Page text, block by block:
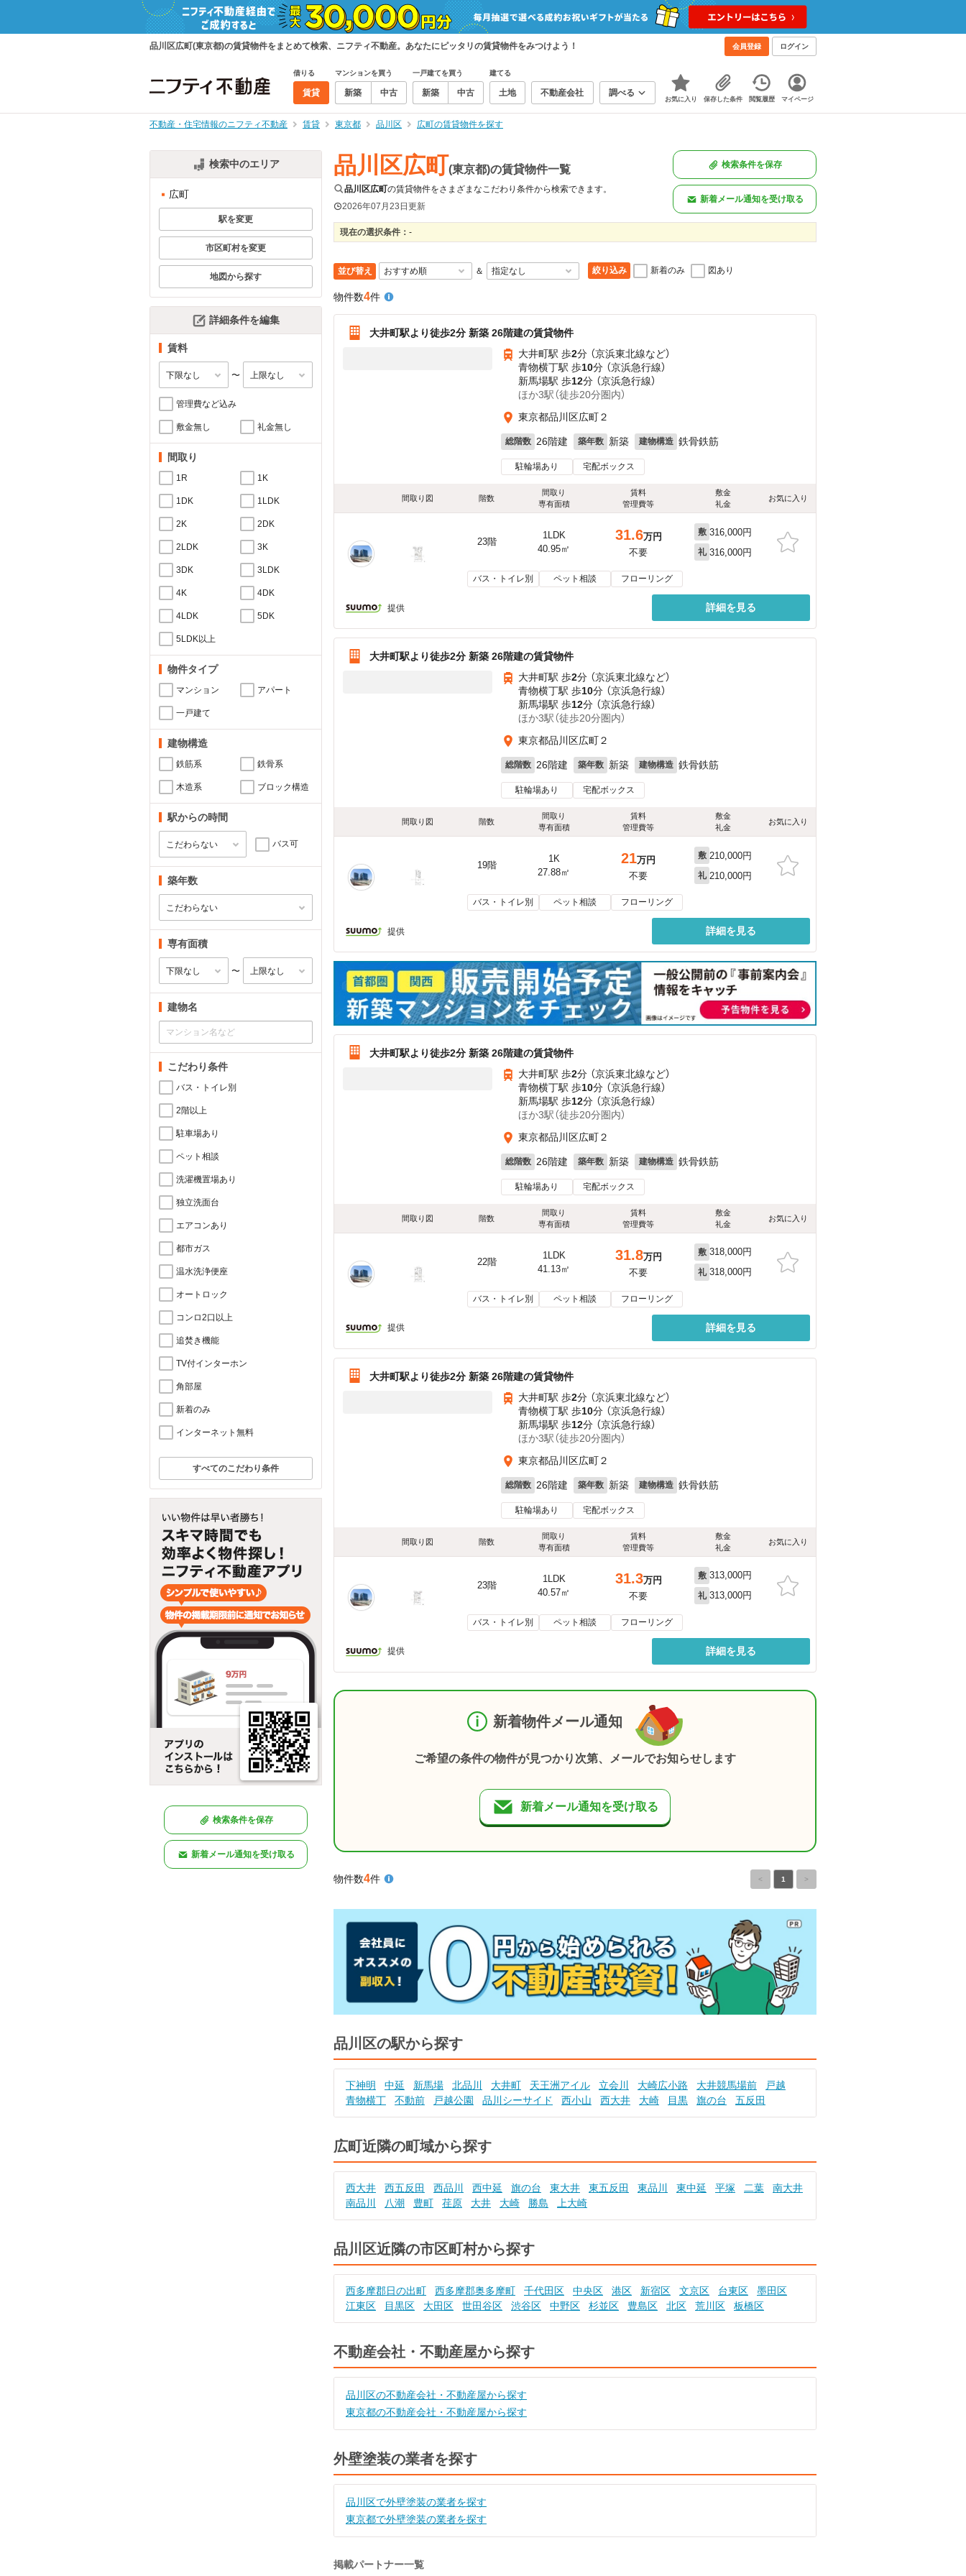
品川区広町(東京都)の賃貸物件をまとめて検索、ニフティ不動産。あなたにピッタリの賃貸物件をみつけよう！ 会員登録 ログイン
借りる
賃貸
マンションを買う
新築 中古
一戸建てを買う
新築 中古
建てる
土地 不動産会社 調べる
お気に入り 保存した条件 閲覧履歴 マイページ
不動産・住宅情報のニフティ不動産 賃貸 東京都 品川区 広町の賃貸物件を探す
検索中のエリア
広町
駅を変更
市区町村を変更
地図から探す
詳細条件を編集
賃料
〜
管理費など込み
敷金無し 礼金無し
間取り
1R 1K
1DK 1LDK
2K 2DK
2LDK 3K
3DK 3LDK
4K 4DK
4LDK 5DK
5LDK以上
物件タイプ
マンション アパート
一戸建て
建物構造
鉄筋系 鉄骨系
木造系 ブロック構造
駅からの時間
バス可
築年数
専有面積
〜
建物名
こだわり条件
バス・トイレ別
2階以上
駐車場あり
ペット相談
洗濯機置場あり
独立洗面台
エアコンあり
都市ガス
温水洗浄便座
オートロック
コンロ2口以上
追焚き機能
TV付インターホン
角部屋
新着のみ
インターネット無料
すべてのこだわり条件
検索条件を保存
新着メール通知を受け取る
品川区広町(東京都)の賃貸物件一覧
品川区広町の賃貸物件をさまざまなこだわり条件から検索できます。
2026年07月23日更新
検索条件を保存
新着メール通知を受け取る
現在の選択条件： -
並び替え ＆ 絞り込み 新着のみ 図あり
物件数4件
大井町駅より徒歩2分 新築 26階建の賃貸物件
大井町駅 歩2分 （京浜東北線など）
青物横丁駅 歩10分 （京浜急行線）
新馬場駅 歩12分 （京浜急行線）
ほか3駅（徒歩20分圏内）
東京都品川区広町２
総階数 26階建 築年数 新築 建物構造 鉄骨鉄筋
駐輪場あり 宅配ボックス
間取り図 階数
間取り
専有面積
賃料
管理費等
敷金
礼金
お気に入り
23階
1LDK
40.95㎡
31.6万円
不要
敷 316,000円
礼 316,000円
バス・トイレ別 ペット相談 フローリング
提供 詳細を見る
大井町駅より徒歩2分 新築 26階建の賃貸物件
大井町駅 歩2分 （京浜東北線など）
青物横丁駅 歩10分 （京浜急行線）
新馬場駅 歩12分 （京浜急行線）
ほか3駅（徒歩20分圏内）
東京都品川区広町２
総階数 26階建 築年数 新築 建物構造 鉄骨鉄筋
駐輪場あり 宅配ボックス
間取り図 階数
間取り
専有面積
賃料
管理費等
敷金
礼金
お気に入り
19階
1K
27.88㎡
21万円
不要
敷 210,000円
礼 210,000円
バス・トイレ別 ペット相談 フローリング
提供 詳細を見る
大井町駅より徒歩2分 新築 26階建の賃貸物件
大井町駅 歩2分 （京浜東北線など）
青物横丁駅 歩10分 （京浜急行線）
新馬場駅 歩12分 （京浜急行線）
ほか3駅（徒歩20分圏内）
東京都品川区広町２
総階数 26階建 築年数 新築 建物構造 鉄骨鉄筋
駐輪場あり 宅配ボックス
間取り図 階数
間取り
専有面積
賃料
管理費等
敷金
礼金
お気に入り
22階
1LDK
41.13㎡
31.8万円
不要
敷 318,000円
礼 318,000円
バス・トイレ別 ペット相談 フローリング
提供 詳細を見る
大井町駅より徒歩2分 新築 26階建の賃貸物件
大井町駅 歩2分 （京浜東北線など）
青物横丁駅 歩10分 （京浜急行線）
新馬場駅 歩12分 （京浜急行線）
ほか3駅（徒歩20分圏内）
東京都品川区広町２
総階数 26階建 築年数 新築 建物構造 鉄骨鉄筋
駐輪場あり 宅配ボックス
間取り図 階数
間取り
専有面積
賃料
管理費等
敷金
礼金
お気に入り
23階
1LDK
40.57㎡
31.3万円
不要
敷 313,000円
礼 313,000円
バス・トイレ別 ペット相談 フローリング
提供 詳細を見る
新着物件メール通知
ご希望の条件の物件が見つかり次第、メールでお知らせします
新着メール通知を受け取る
物件数4件 < 1 >
品川区の駅から探す
下神明 中延 新馬場 北品川 大井町 天王洲アイル 立会川 大崎広小路 大井競馬場前
戸越
青物横丁
不動前 戸越公園 品川シーサイド 西小山 西大井 大崎 目黒 旗の台 五反田
広町近隣の町域から探す
西大井 西五反田 西品川 西中延 旗の台 東大井 東五反田 東品川 東中延 平塚 二葉
南大井
南品川
八潮 豊町 荏原 大井 大崎 勝島 上大崎
品川区近隣の市区町村から探す
西多摩郡日の出町 西多摩郡奥多摩町 千代田区 中央区 港区 新宿区 文京区 台東区
墨田区
江東区
目黒区 大田区 世田谷区 渋谷区 中野区 杉並区 豊島区 北区 荒川区 板橋区
不動産会社・不動産屋から探す
品川区の不動産会社・不動産屋から探す
東京都の不動産会社・不動産屋から探す
外壁塗装の業者を探す
品川区で外壁塗装の業者を探す
東京都で外壁塗装の業者を探す
掲載パートナー一覧